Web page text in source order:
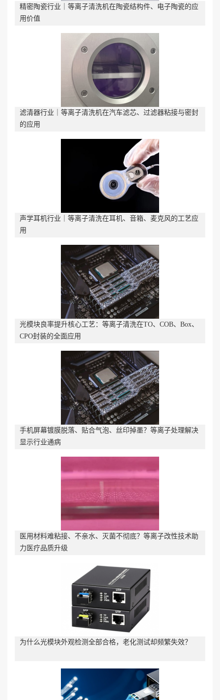
精密陶瓷行业｜等离子清洗机在陶瓷结构件、电子陶瓷的应
用价值
滤清器行业｜等离子清洗机在汽车滤芯、过滤器粘接与密封
的应用
声学耳机行业｜等离子清洗在耳机、音箱、麦克风的工艺应
用
光模块良率提升核心工艺：等离子清洗在TO、COB、Box、
CPO封装的全面应用
手机屏幕镀膜脱落、贴合气泡、丝印掉墨？等离子处理解决
显示行业通病
医用材料难粘接、不亲水、灭菌不彻底？等离子改性技术助
力医疗品质升级
为什么光模块外观检测全部合格，老化测试却频繁失效？